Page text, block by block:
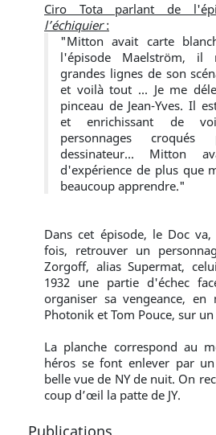
Ciro Tota parlant de
l’échiquier:
"Mitton avait carte
l'épisode Maelström, il
grandes lignes de son
et voilà tout ... Je me
pinceau de Jean-Yves. Il
et enrichissant de
personnages
dessinateur... Mitton
d'expérience de plus que
beaucoup apprendre."
Dans cet épisode, le Doc
fois, retrouver un
Zorgoff, alias Supermat,
1932 une partie d'échec
organiser sa vengeance, en
Photonik et Tom Pouce, sur
La planche correspond au
héros se font enlever par
belle vue de NY de nuit. On
coup d’œil la patte de JY.